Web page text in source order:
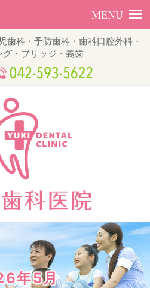
歯科・予防歯科・歯科口腔外科・
・ブリッジ・義歯
年5月